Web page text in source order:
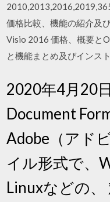
価格比較、機能の紹介及
Visio 2016 価格、概要と
と機能まとめ及びインス
2020年4月20
Document
Adobe（アド
イル形式で、
Linuxなどの、